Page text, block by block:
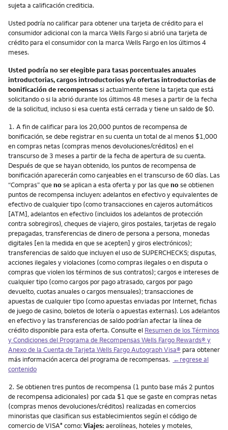
sujeta a calificación crediticia.
Usted podría no calificar para obtener una tarjeta de crédito para el
consumidor adicional con la marca Wells Fargo si abrió una tarjeta de
crédito para el consumidor con la marca Wells Fargo en los últimos 4
meses.
Usted podría no ser elegible para tasas porcentuales anuales
introductorias, cargos introductorios y/u ofertas introductorias de
bonificación de recompensassi actualmente tiene la tarjeta que está
solicitando o si la abrió durante los últimos 48 meses a partir de la fecha
de la solicitud, incluso si esa cuenta está cerrada y tiene un saldo de $0.
Nota
1. A fin de calificar para los 20,000 puntos de recompensa de
bonificación, se debe registrar en su cuenta un total de al menos $1,000
en compras netas (compras menos devoluciones/créditos) en el
transcurso de 3 meses a partir de la fecha de apertura de su cuenta.
Después de que se hayan obtenido, los puntos de recompensa de
bonificación aparecerán como canjeables en el transcurso de 60 días. Las
“Compras” quenose aplican a esta oferta y por las quenose obtienen
puntos de recompensa incluyen: adelantos en efectivo y equivalentes de
efectivo de cualquier tipo (como transacciones en cajeros automáticos
[ATM], adelantos en efectivo (incluidos los adelantos de protección
contra sobregiros), cheques de viajero, giros postales, tarjetas de regalo
prepagadas, transferencias de dinero de persona a persona, monedas
digitales [en la medida en que se acepten] y giros electrónicos);
transferencias de saldo que incluyen el uso de SUPERCHECKS; disputas,
acciones ilegales y violaciones (como compras ilegales o en disputa o
compras que violen los términos de sus contratos); cargos e intereses de
cualquier tipo (como cargos por pago atrasado, cargos por pago
devuelto, cuotas anuales o cargos mensuales); transacciones de
apuestas de cualquier tipo (como apuestas enviadas por Internet, fichas
de juego de casino, boletos de lotería o apuestas externas). Los adelantos
en efectivo y las transferencias de saldo podrían afectar la línea de
crédito disponible para esta oferta. Consulte el Resumen de los Términos
y Condiciones del Programa de Recompensas Wells Fargo Rewards® y
Anexo de la Cuenta de Tarjeta Wells Fargo Autograph Visa® para obtener
más información acerca del programa de recompensas. ←regrese al
contenido
Nota
2. Se obtienen tres puntos de recompensa (1 punto base más 2 puntos
de recompensa adicionales) por cada $1 que se gaste en compras netas
(compras menos devoluciones/créditos) realizadas en comercios
minoristas que clasifican sus establecimientos según el código de
comercio de VISA® como: Viajes: aerolíneas, hoteles y moteles,